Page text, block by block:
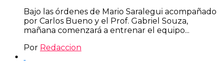
Bajo las órdenes de Mario Saralegui acompañado
por Carlos Bueno y el Prof. Gabriel Souza,
mañana comenzará a entrenar el equipo...
Por Redaccion